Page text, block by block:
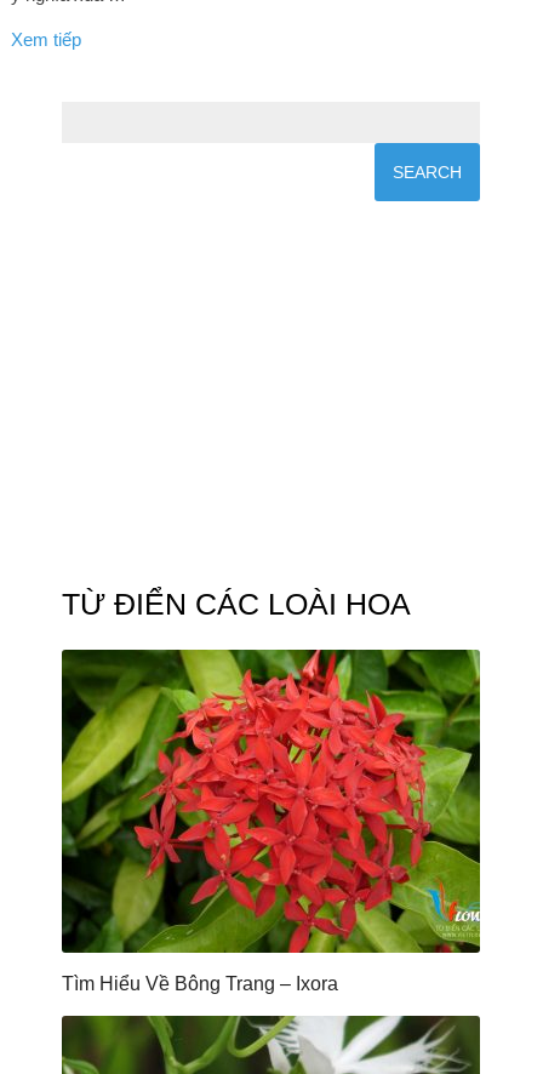
Xem tiếp
TỪ ĐIỂN CÁC LOÀI HOA
Tìm Hiểu Về Bông Trang – Ixora